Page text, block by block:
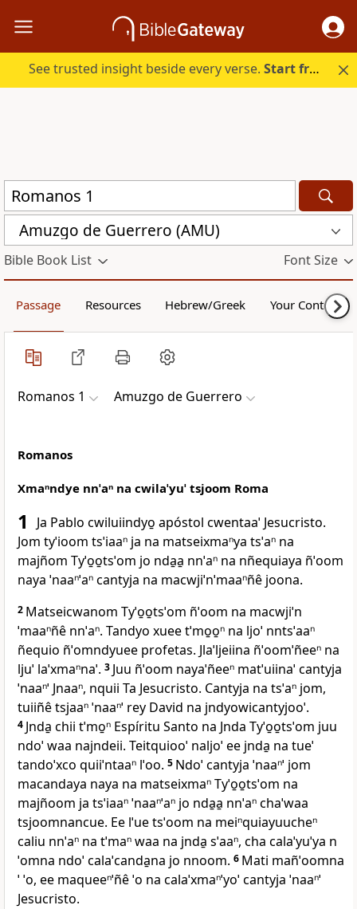
See trusted insight beside every verse.Start free.
Amuzgo de Guerrero (AMU)
Bible Book List Font Size
Passage Resources Hebrew/Greek Your Content
Romanos 1 Amuzgo de Guerrero
Romanos
Xmaⁿndye nnˈaⁿ na cwilaˈyuˈ tsjoom Roma
1
Ja Pablo cwiluiindyo̱ apóstol cwentaaˈ Jesucristo.
Jom tyˈioom tsˈiaaⁿ ja na matseixmaⁿya tsˈaⁿ na
majñom Tyˈo̱o̱tsˈom jo nda̱a̱ nnˈaⁿ na nñequiaya ñˈoom
naya ˈnaaⁿˈaⁿ cantyja na macwjiˈnˈmaaⁿñê joona.
2 Matseicwanom Tyˈo̱o̱tsˈom ñˈoom na macwjiˈn
ˈmaaⁿñê nnˈaⁿ. Tandyo xuee tˈmo̱o̱ⁿ na ljoˈ nntsˈaaⁿ
ñequio ñˈomndyuee profetas. Jlaˈljeiina ñˈoomˈñeeⁿ na
ljuˈ laˈxmaⁿnaˈ. 3 Juu ñˈoom nayaˈñeeⁿ matˈuiinaˈ cantyja
ˈnaaⁿˈ Jnaaⁿ, nquii Ta Jesucristo. Cantyja na tsˈaⁿ jom,
tuiiñê tsjaaⁿ ˈnaaⁿˈ rey David na jndyowicantyjooˈ.
4 Jnda̱ chii tˈmo̱ⁿ Espíritu Santo na Jnda Tyˈo̱o̱tsˈom juu
ndoˈ waa najndeii. Teitquiooˈ naljoˈ ee jnda̱ na tueˈ
tandoˈxco quiiˈntaaⁿ lˈoo. 5 Ndoˈ cantyja ˈnaaⁿˈ jom
macandaya naya na matseixmaⁿ Tyˈo̱o̱tsˈom na
majñoom ja tsˈiaaⁿ ˈnaaⁿˈaⁿ jo nda̱a̱ nnˈaⁿ chaˈwaa
tsjoomnancue. Ee lˈue tsˈoom na meiⁿquiayuucheⁿ
caliu nnˈaⁿ na tˈmaⁿ waa na jnda̱ sˈaaⁿ, cha calaˈyuˈya n
ˈomna ndoˈ calaˈcanda̱na jo nnoom. 6 Mati mañˈoomna
ˈ ˈo, ee maqueeⁿˈñê ˈo na calaˈxmaⁿˈyoˈ cantyja ˈnaaⁿˈ
Jesucristo.